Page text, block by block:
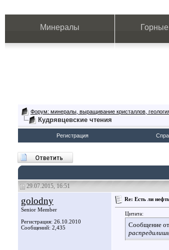
Минералы
Форум: минералы, выращивание кристаллов,
Кудрявцевские чтения
Регистрация
29.07.2015, 16:51
golodny
Senior Member
Регистрация: 26.10.2010
Сообщений: 2,435
Re: Есть ли
Цитата:
Сообщение от